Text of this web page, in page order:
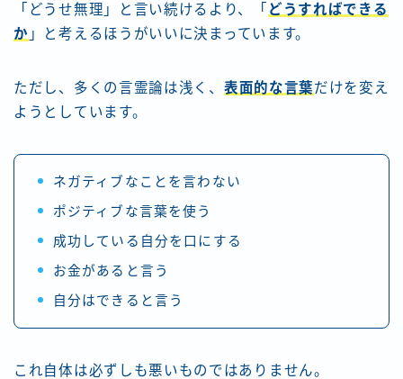
「どうせ無理」と言い続けるより、「 どうすればできる
か 」と考えるほうがいいに決まっています。
ただし、多くの言霊論は浅く、 表面的な言葉だけを変え
ようとしています。
ネガティブなことを言わない
ポジティブな言葉を使う
成功している自分を口にする
お金があると言う
自分はできると言う
これ自体は必ずしも悪いものではありません。